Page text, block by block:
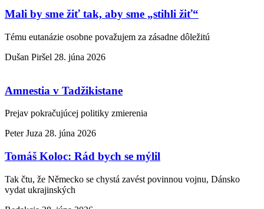
Mali by sme žiť tak, aby sme „stihli žiť“
Tému eutanázie osobne považujem za zásadne dôležitú
Dušan Piršel 28. júna 2026
Amnestia v Tadžikistane
Prejav pokračujúcej politiky zmierenia
Peter Juza 28. júna 2026
Tomáš Koloc: Rád bych se mýlil
Tak čtu, že Německo se chystá zavést povinnou vojnu, Dánsko
vydat ukrajinských